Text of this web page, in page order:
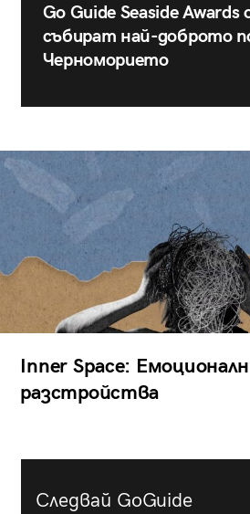
Go Guide Seaside
събират най-доброто
Черноморието
Inner Space:
разстройства
Следвай GoGuide